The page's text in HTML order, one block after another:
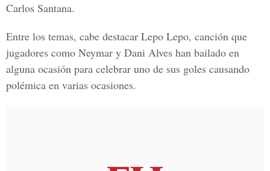
Carlos Santana.
Entre los temas, cabe destacar Lepo Lepo, canción que
jugadores como Neymar y Dani Alves han bailado en
alguna ocasión para celebrar uno de sus goles causando
polémica en varias ocasiones.